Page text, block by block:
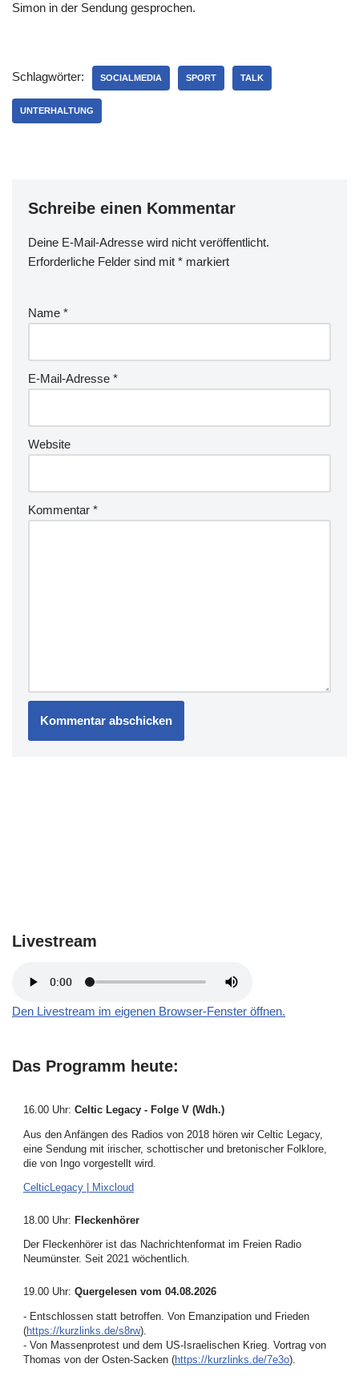
Simon in der Sendung gesprochen.
Schlagwörter: SOCIALMEDIA SPORT TALK
UNTERHALTUNG
Schreibe einen Kommentar
Deine E-Mail-Adresse wird nicht veröffentlicht.
Erforderliche Felder sind mit * markiert
Name *
E-Mail-Adresse *
Website
Kommentar *
Livestream
Den Livestream im eigenen Browser-Fenster öffnen.
Das Programm heute:
16.00 Uhr: Celtic Legacy - Folge V (Wdh.)
Aus den Anfängen des Radios von 2018 hören wir Celtic Legacy,
eine Sendung mit irischer, schottischer und bretonischer Folklore,
die von Ingo vorgestellt wird.
CelticLegacy | Mixcloud
18.00 Uhr: Fleckenhörer
Der Fleckenhörer ist das Nachrichtenformat im Freien Radio
Neumünster. Seit 2021 wöchentlich.
19.00 Uhr: Quergelesen vom 04.08.2026
- Entschlossen statt betroffen. Von Emanzipation und Frieden
(https://kurzlinks.de/s8rw).
- Von Massenprotest und dem US-Israelischen Krieg. Vortrag von
Thomas von der Osten-Sacken (https://kurzlinks.de/7e3o).